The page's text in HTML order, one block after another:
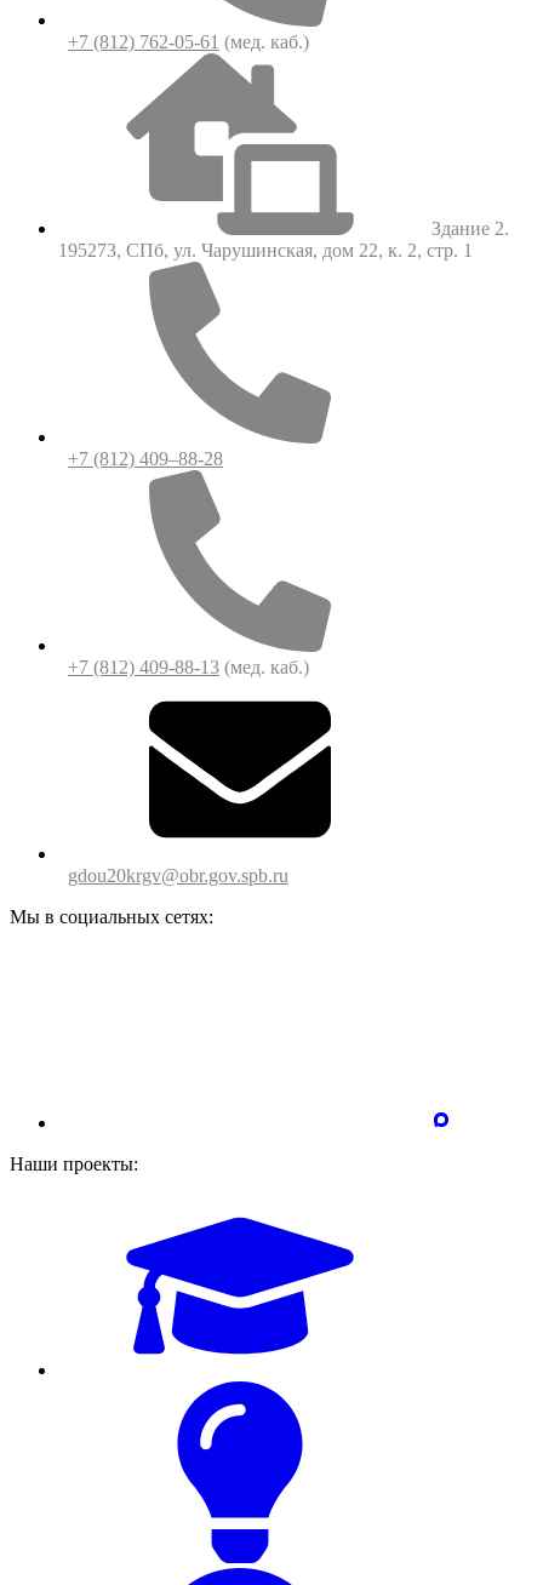
+7 (812) 762-05-61 (мед. каб.)
Здание 2.
195273, СПб, ул. Чарушинская, дом 22, к. 2, стр. 1
+7 (812) 409–88-28
+7 (812) 409-88-13 (мед. каб.)
gdou20krgv@obr.gov.spb.ru
Мы в социальных сетях:
Наши проекты: